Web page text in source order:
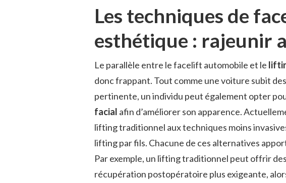
Les techniques de
esthétique : rajeunir
Le parallèle entre le facelift automobile et le
donc frappant. Tout comme une voiture subit
pertinente, un individu peut également opter
facial afin d’améliorer son apparence.
lifting traditionnel aux techniques moins
lifting par fils. Chacune de ces alternatives
Par exemple, un lifting traditionnel peut offrir
récupération postopératoire plus exigeante,